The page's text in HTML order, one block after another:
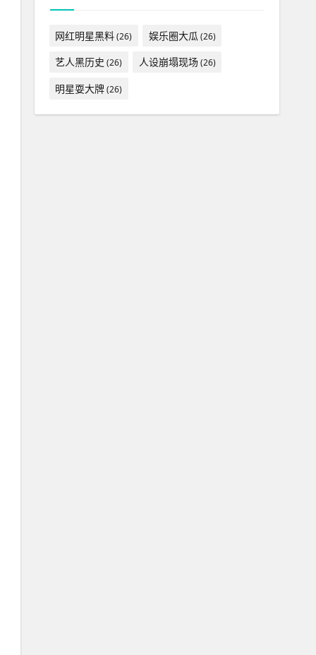
网红明星黑料(26) 娱乐圈大瓜 (26)
艺人黑历史 (26) 人设崩塌现场(26)
明星耍大牌(26)